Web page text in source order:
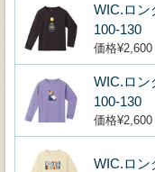
WIC.ロン
100-130
価格¥2,600
WIC.ロン
100-130
価格¥2,600
WIC.ロン